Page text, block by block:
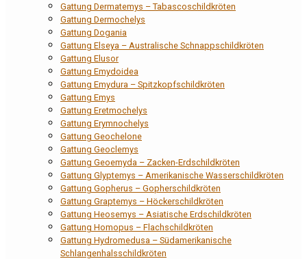
Gattung Dermatemys – Tabascoschildkröten
Gattung Dermochelys
Gattung Dogania
Gattung Elseya – Australische Schnappschildkröten
Gattung Elusor
Gattung Emydoidea
Gattung Emydura – Spitzkopfschildkröten
Gattung Emys
Gattung Eretmochelys
Gattung Erymnochelys
Gattung Geochelone
Gattung Geoclemys
Gattung Geoemyda – Zacken-Erdschildkröten
Gattung Glyptemys – Amerikanische Wasserschildkröten
Gattung Gopherus – Gopherschildkröten
Gattung Graptemys – Höckerschildkröten
Gattung Heosemys – Asiatische Erdschildkröten
Gattung Homopus – Flachschildkröten
Gattung Hydromedusa – Südamerikanische
Schlangenhalsschildkröten